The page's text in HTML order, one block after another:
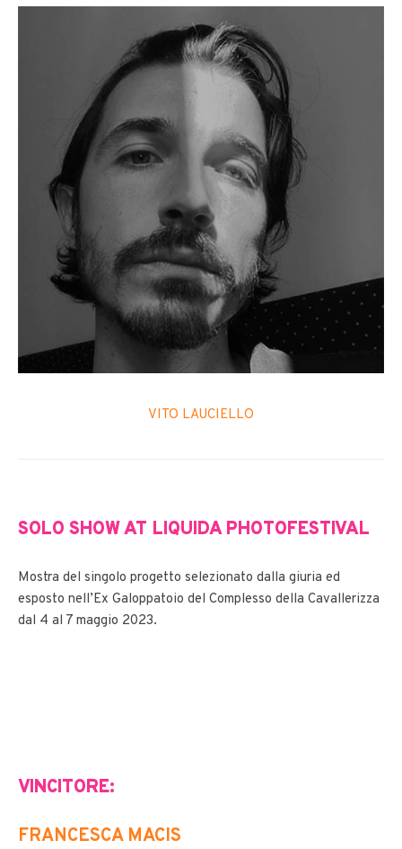
VITO LAUCIELLO
SOLO SHOW AT LIQUIDA PHOTOFESTIVAL
Mostra del singolo progetto selezionato dalla giuria ed
esposto nell’Ex Galoppatoio del Complesso della Cavallerizza
dal 4 al 7 maggio 2023.
VINCITORE:
FRANCESCA MACIS